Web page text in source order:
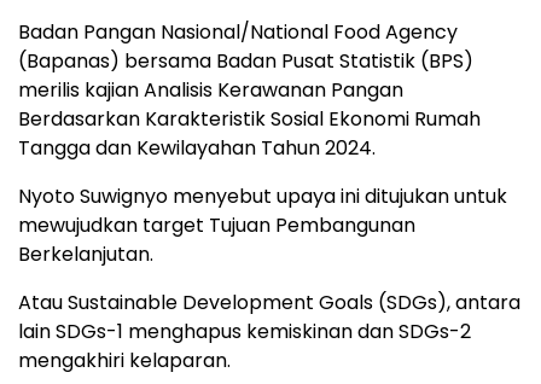
Badan Pangan Nasional/National Food Agency
(Bapanas) bersama Badan Pusat Statistik (BPS)
merilis kajian Analisis Kerawanan Pangan
Berdasarkan Karakteristik Sosial Ekonomi Rumah
Tangga dan Kewilayahan Tahun 2024.
Nyoto Suwignyo menyebut upaya ini ditujukan untuk
mewujudkan target Tujuan Pembangunan
Berkelanjutan.
Atau Sustainable Development Goals (SDGs), antara
lain SDGs-1 menghapus kemiskinan dan SDGs-2
mengakhiri kelaparan.